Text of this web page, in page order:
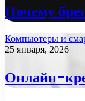
Почему
Компьютеры и
25 января, 2026
Онлайн-